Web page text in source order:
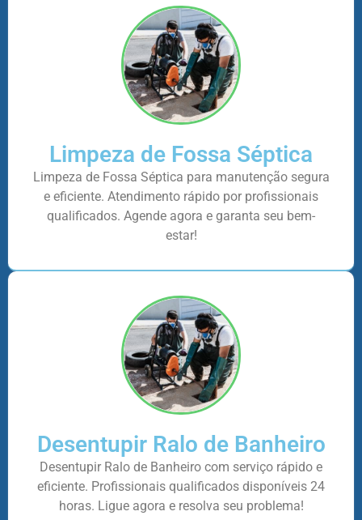
Limpeza de Fossa Séptica
Limpeza de Fossa Séptica para manutenção segura
e eficiente. Atendimento rápido por profissionais
qualificados. Agende agora e garanta seu bem-
estar!
Desentupir Ralo de Banheiro
Desentupir Ralo de Banheiro com serviço rápido e
eficiente. Profissionais qualificados disponíveis 24
horas. Ligue agora e resolva seu problema!